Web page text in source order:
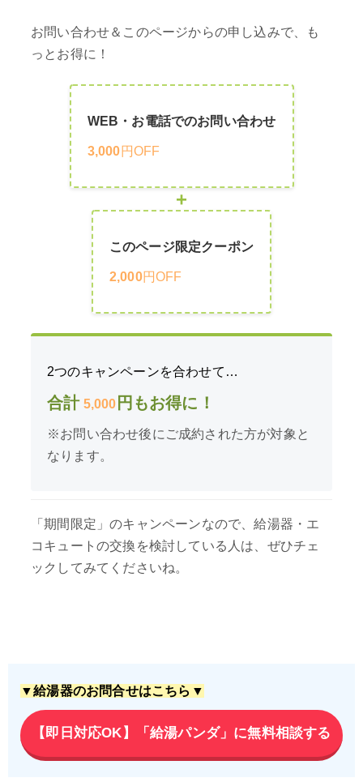
お問い合わせ＆このページからの申し込みで、も
っとお得に！
WEB・お電話でのお問い合わせ
3,000 円OFF
+
このページ限定クーポン
2,000円OFF
2つのキャンペーンを合わせて…
合計5,000 円もお得に！
※お問い合わせ後にご成約された方が対象と
なります。
「期間限定」のキャンペーンなので、給湯器・エ
コキュートの交換を検討している人は、ぜひチェ
ックしてみてくださいね。
▼給湯器のお問合せはこちら▼
【即日対応OK】「給湯パンダ」に無料相談する